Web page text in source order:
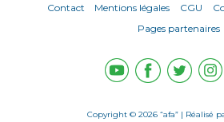
Contact Mentions légales CGU
Pages partenaires
Copyright © 2026 “afa” | Réalisé